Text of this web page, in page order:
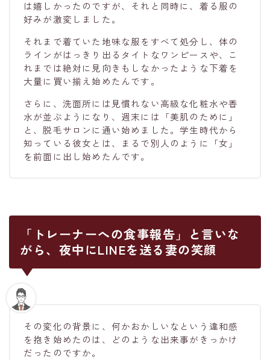
は嬉しかったのですが、それと同時に、着る服の
好みが激変しました。
それまで着ていた地味な服をすべて処分し、体の
ラインがはっきり出るタイトなワンピースや、こ
れまでは絶対に見向きもしなかったような下着を
大量に買い揃え始めたんです。
さらに、洗面所には見慣れない高級な化粧水や香
水が並ぶようになり、週末には「美肌のために」
と、脱毛サロンに通い始めました。学生時代から
知っている彼女とは、まるで別人のように「女」
を前面に出し始めたんです。
「トレーナーへの食事報告」と言いな
がら、夜中にLINEを送る妻の笑顔
その変化の背景に、何かおかしいなという違和感
を抱き始めたのは、どのような出来事がきっかけ
だったのですか。